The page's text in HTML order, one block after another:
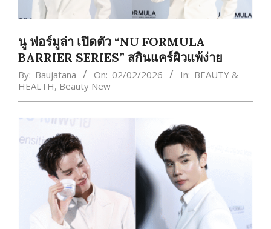
นู ฟอร์มูล่า เปิดตัว “NU FORMULA
BARRIER SERIES” สกินแคร์ผิวแพ้ง่าย
By: Baujatana On: 02/02/2026 In: BEAUTY &
HEALTH, Beauty New